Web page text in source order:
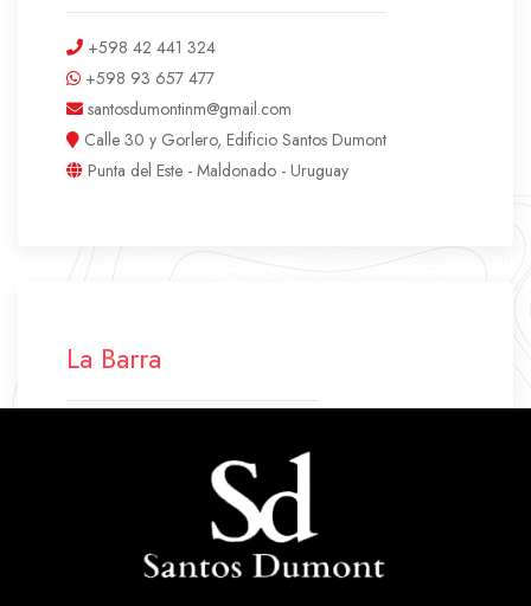
+598 42 441 324
+598 93 657 477
santosdumontinm@gmail.com
Calle 30 y Gorlero, Edificio Santos Dumont
Punta del Este - Maldonado - Uruguay
La Barra
+598 94 640 045
labarra.santosdumont@gmail.com
Ruta 10 Parada 43
La Barra - Maldonado - Uruguay